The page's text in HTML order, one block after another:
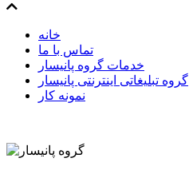
خانه
تماس با ما
خدمات گروه پانیسار
گروه تبلیغاتی اینترنتی پانیسار
نمونه کار